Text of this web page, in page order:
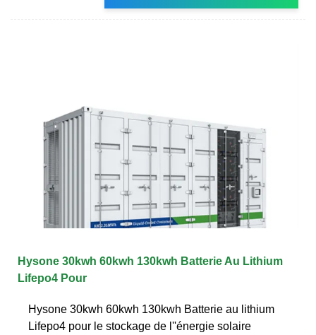
Hysone 30kwh 60kwh 130kwh Batterie Au Lithium
Lifepo4 Pour
Hysone 30kwh 60kwh 130kwh Batterie au lithium
Lifepo4 pour le stockage de l''énergie solaire